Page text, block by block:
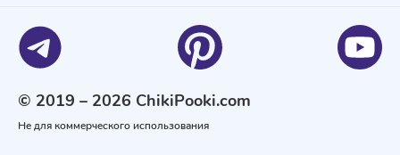
© 2019 – 2026 ChikiPooki.com
Не для коммерческого использования